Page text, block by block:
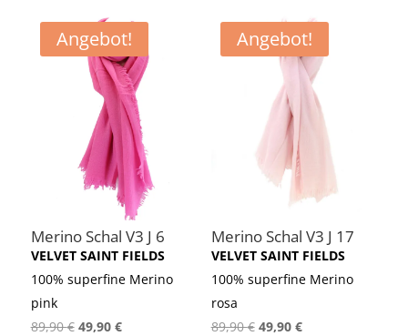
89,90 €
49,90 €.
89,90 €
49,90 €.
Angebot!
Merino Schal V3 J 6
VELVET SAINT FIELDS
100% superfine Merino
pink
89,90€ Ursprünglicher
49,90 €Aktueller
Angebot!
Merino Schal V3 J 17
VELVET SAINT FIELDS
100% superfine Merino
rosa
89,90€ Ursprünglicher
49,90 €Aktueller